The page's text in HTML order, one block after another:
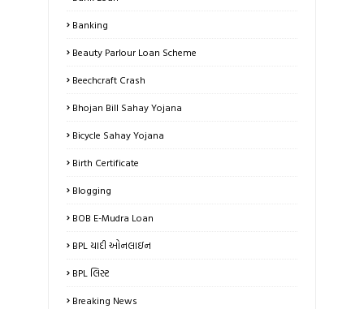
Banking
Beauty Parlour Loan Scheme
Beechcraft Crash
Bhojan Bill Sahay Yojana
Bicycle Sahay Yojana
Birth Certificate
Blogging
BOB E-Mudra Loan
BPL યાદી ઓનલાઇન
BPL લિસ્ટ
Breaking News